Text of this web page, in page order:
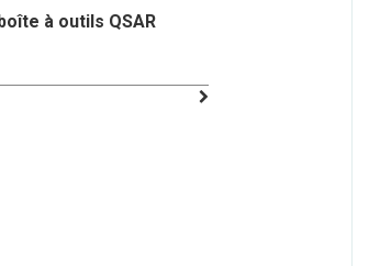
à outils QSAR